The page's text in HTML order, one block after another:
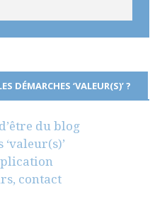
DÉMARCHES ‘VALEUR(S)’ ?
du blog
‘valeur(s)’
contact